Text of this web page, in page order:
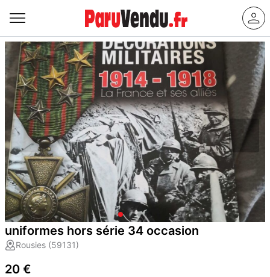
uniformes hors série 34 occasion
Rousies (59131)
20 €